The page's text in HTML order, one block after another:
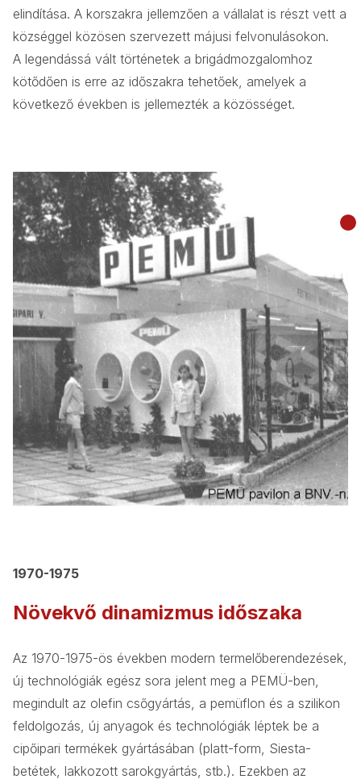
elindítása. A korszakra jellemzően a vállalat is részt vett a
községgel közösen szervezett májusi felvonulásokon.
A legendássá vált történetek a brigádmozgalomhoz
kötődően is erre az időszakra tehetőek, amelyek a
következő években is jellemezték a közösséget.
1970-1975
Növekvő dinamizmus időszaka
Az 1970-1975-ös években modern termelőberendezések,
új technológiák egész sora jelent meg a PEMÜ-ben,
megindult az olefin csőgyártás, a pemüflon és a szilikon
feldolgozás, új anyagok és technológiák léptek be a
cipőipari termékek gyártásában (platt-form, Siesta-
betétek, lakkozott sarokgyártás, stb.). Ezekben az